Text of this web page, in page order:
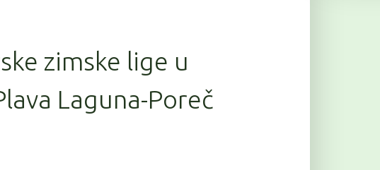
zimske lige u
Laguna-Poreč